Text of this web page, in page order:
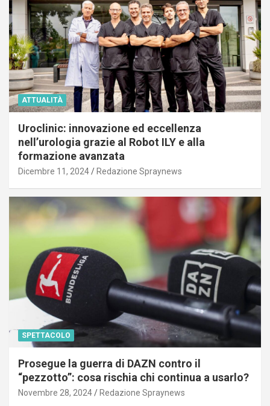
ATTUALITÀ
Uroclinic: innovazione ed eccellenza
nell’urologia grazie al Robot ILY e alla
formazione avanzata
Dicembre 11, 2024 Redazione Spraynews
SPETTACOLO
Prosegue la guerra di DAZN contro il
“pezzotto”: cosa rischia chi continua a usarlo?
Novembre 28, 2024 Redazione Spraynews